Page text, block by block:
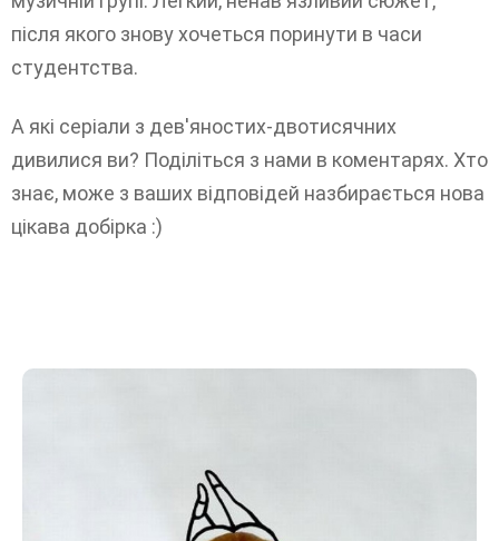
після якого знову хочеться поринути в часи
студентства.
А які серіали з дев'яностих-двотисячних
дивилися ви? Поділіться з нами в коментарях. Хто
знає, може з ваших відповідей назбирається нова
цікава добірка :)